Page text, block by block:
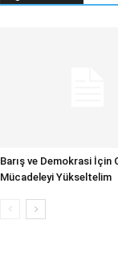
Barış ve Demokrasi İçin
Mücadeleyi Yükseltelim